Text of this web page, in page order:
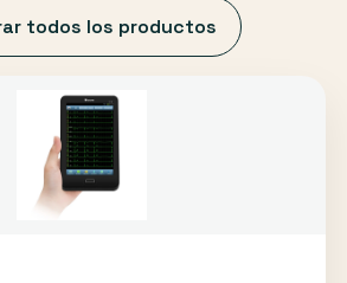
todos los productos